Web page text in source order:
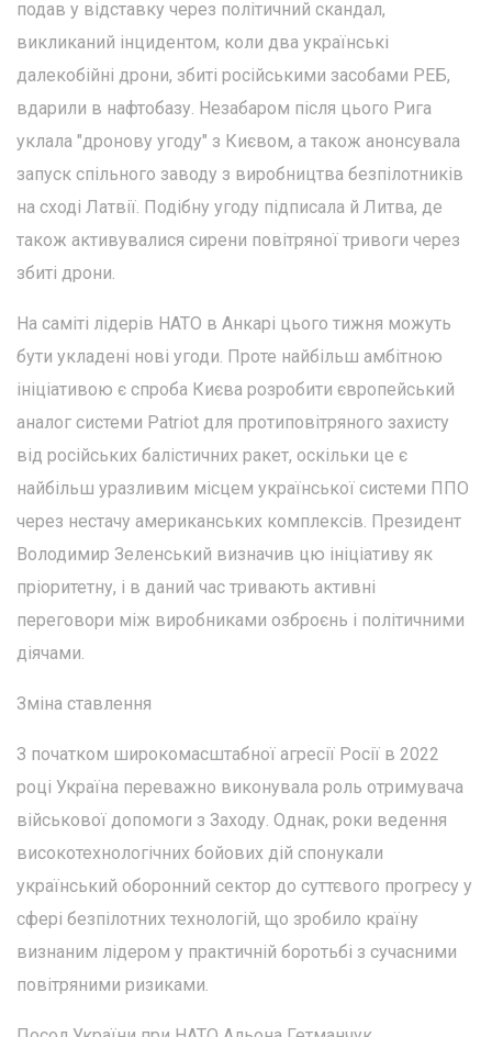
подав у відставку через політичний скандал,
викликаний інцидентом, коли два українські
далекобійні дрони, збиті російськими засобами РЕБ,
вдарили в нафтобазу. Незабаром після цього Рига
уклала "дронову угоду" з Києвом, а також анонсувала
запуск спільного заводу з виробництва безпілотників
на сході Латвії. Подібну угоду підписала й Литва, де
також активувалися сирени повітряної тривоги через
збиті дрони.
На саміті лідерів НАТО в Анкарі цього тижня можуть
бути укладені нові угоди. Проте найбільш амбітною
ініціативою є спроба Києва розробити європейський
аналог системи Patriot для протиповітряного захисту
від російських балістичних ракет, оскільки це є
найбільш уразливим місцем української системи ППО
через нестачу американських комплексів. Президент
Володимир Зеленський визначив цю ініціативу як
пріоритетну, і в даний час тривають активні
переговори між виробниками озброєнь і політичними
діячами.
Зміна ставлення
З початком широкомасштабної агресії Росії в 2022
році Україна переважно виконувала роль отримувача
військової допомоги з Заходу. Однак, роки ведення
високотехнологічних бойових дій спонукали
український оборонний сектор до суттєвого прогресу у
сфері безпілотних технологій, що зробило країну
визнаним лідером у практичній боротьбі з сучасними
повітряними ризиками.